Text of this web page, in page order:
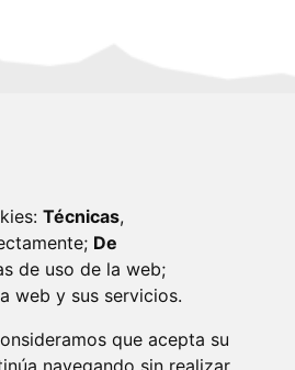
Técnicas,
De
de uso de la web;
web y sus servicios.
que acepta su
navegando sin realizar